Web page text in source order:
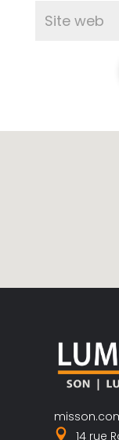
14 rue